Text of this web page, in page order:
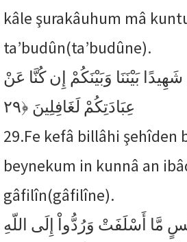
kâle şurakâuhum mâ
ta’budûn(ta’budûne).
بَيْنَنَا وَبَيْنَكُمْ إِن كُنَّا عَنْ
عِبَادَتِكُمْ لَغَافِلِينَ ﴿٢٩
29.Fe kefâ billâhi şehîden
beynekum in kunnâ an
gâfilîn(gâfilîne).
مَّا أَسْلَفَتْ وَرُدُّواْ إِلَى اللّهِ